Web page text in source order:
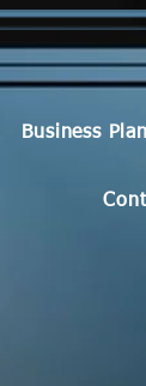
Business